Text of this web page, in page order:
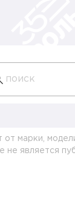
поиск
от марки,
не является